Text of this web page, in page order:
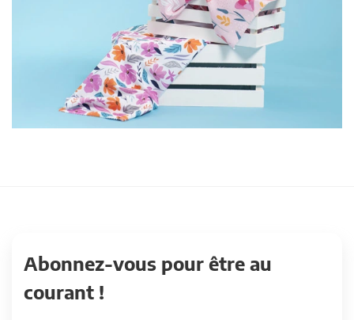
Abonnez-vous pour être au
courant !